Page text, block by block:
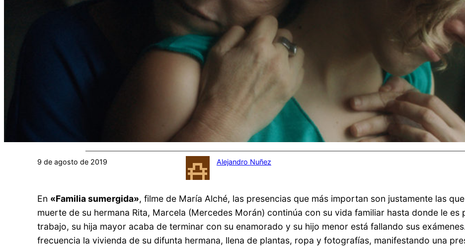
9 de agosto de 2019 Alejandro Nuñez
En «Familia sumergida», filme de María Alché, las presencias que más importan son justamente las
muerte de su hermana Rita, Marcela (Mercedes Morán) continúa con su vida familiar hasta donde le es
trabajo, su hija mayor acaba de terminar con su enamorado y su hijo menor está fallando sus
frecuencia la vivienda de su difunta hermana, llena de plantas, ropa y fotografías, manifestando una